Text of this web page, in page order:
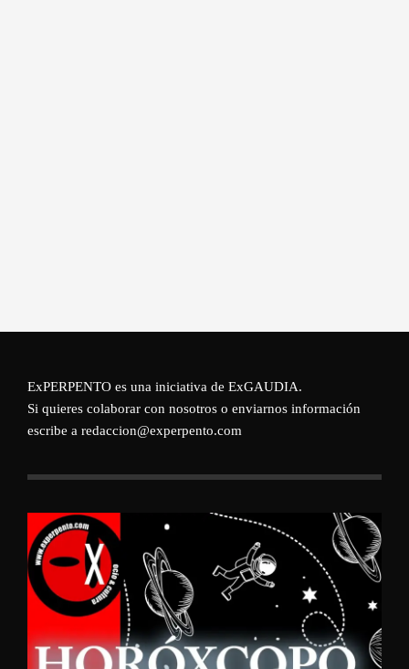
ExPERPENTO es una iniciativa de ExGAUDIA.
Si quieres colaborar con nosotros o enviarnos información
escribe a redaccion@experpento.com